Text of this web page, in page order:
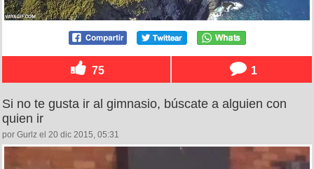
75 1
Si no te gusta ir al gimnasio, búscate a alguien con
quien ir
por Gurlz el 20 dic 2015, 05:31